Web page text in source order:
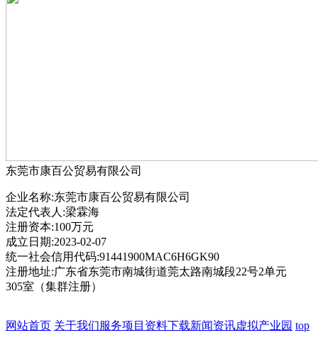
东莞市康百公贸易有限公司
企业名称:东莞市康百公贸易有限公司
法定代表人:梁霖海
注册资本:100万元
成立日期:2023-02-07
统一社会信用代码:91441900MAC6H6GK90
注册地址:广东省东莞市南城街道莞太路南城段22号2单元
305室（集群注册）
网站首页 关于我们服务项目 资料下载新闻资讯虚拟产业园 top